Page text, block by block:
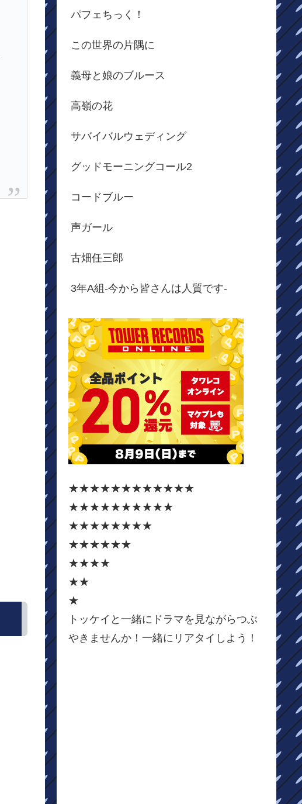
パフェちっく！
この世界の片隅に
義母と娘のブルース
高嶺の花
サバイバルウェディング
グッドモーニングコール2
コードブルー
声ガール
古畑任三郎
3年A組-今から皆さんは人質です-
★★★★★★★★★★★★
★★★★★★★★★★
★★★★★★★★
★★★★★★
★★★★
★★
★
トッケイと一緒にドラマを見ながらつぶ
やきませんか！一緒にリアタイしよう！